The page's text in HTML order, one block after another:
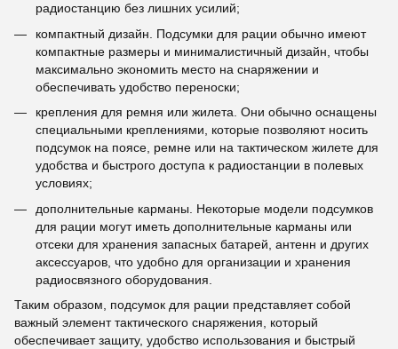
радиостанцию без лишних усилий;
компактный дизайн. Подсумки для рации обычно имеют
компактные размеры и минималистичный дизайн, чтобы
максимально экономить место на снаряжении и
обеспечивать удобство переноски;
крепления для ремня или жилета. Они обычно оснащены
специальными креплениями, которые позволяют носить
подсумок на поясе, ремне или на тактическом жилете для
удобства и быстрого доступа к радиостанции в полевых
условиях;
дополнительные карманы. Некоторые модели подсумков
для рации могут иметь дополнительные карманы или
отсеки для хранения запасных батарей, антенн и других
аксессуаров, что удобно для организации и хранения
радиосвязного оборудования.
Таким образом, подсумок для рации представляет собой
важный элемент тактического снаряжения, который
обеспечивает защиту, удобство использования и быстрый